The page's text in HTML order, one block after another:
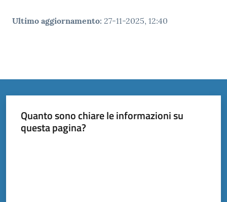
Ultimo aggiornamento: 27-11-2025, 12:40
Quanto sono chiare le informazioni su
questa pagina?